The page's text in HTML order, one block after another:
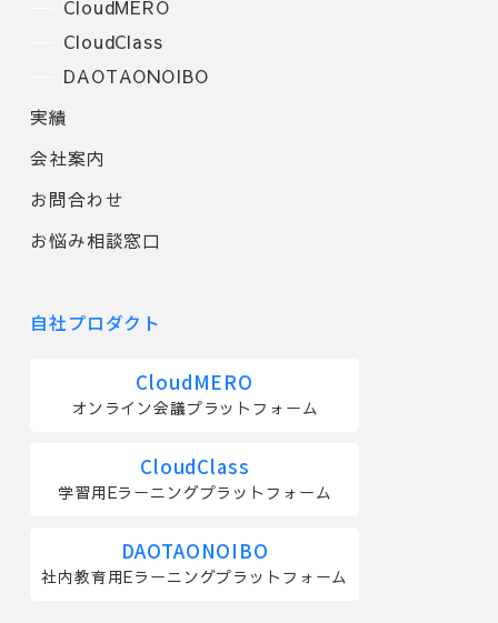
CloudMERO
CloudClass
DAOTAONOIBO
実績
会社案内
お問合わせ
お悩み相談窓口
自社プロダクト
CloudMERO
オンライン会議プラットフォーム
CloudClass
学習用Eラーニングプラットフォーム
DAOTAONOIBO
社内教育用Eラーニングプラットフォーム